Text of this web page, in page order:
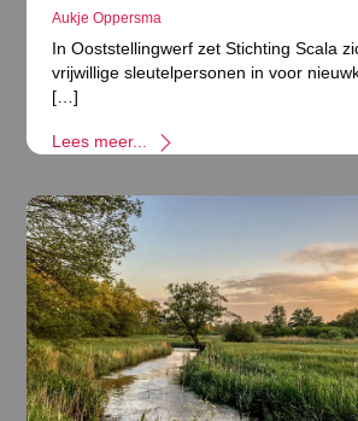
Aukje Oppersma
In Ooststellingwerf zet Stichting Scala
vrijwillige sleutelpersonen in voor
[…]
Lees meer...